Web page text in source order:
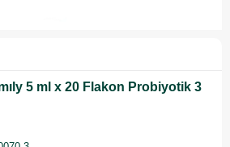
5 ml x 20 Flakon Probiyotik 3